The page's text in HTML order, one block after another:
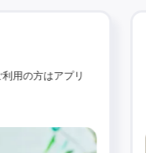
用の方はアプリ